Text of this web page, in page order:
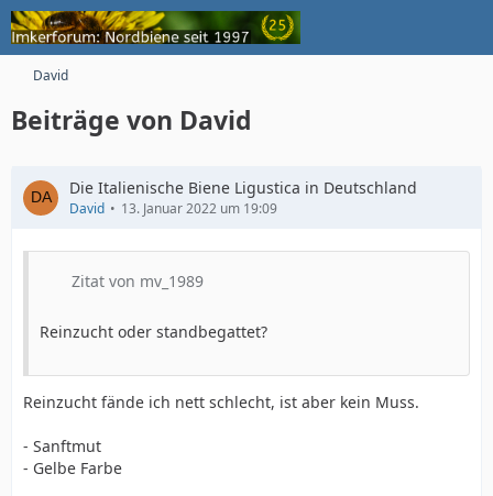
David
Beiträge von David
Die Italienische Biene Ligustica in Deutschland
David 13. Januar 2022 um 19:09
Zitat von mv_1989
Reinzucht oder standbegattet?
Reinzucht fände ich nett schlecht, ist aber kein Muss.
- Sanftmut
- Gelbe Farbe